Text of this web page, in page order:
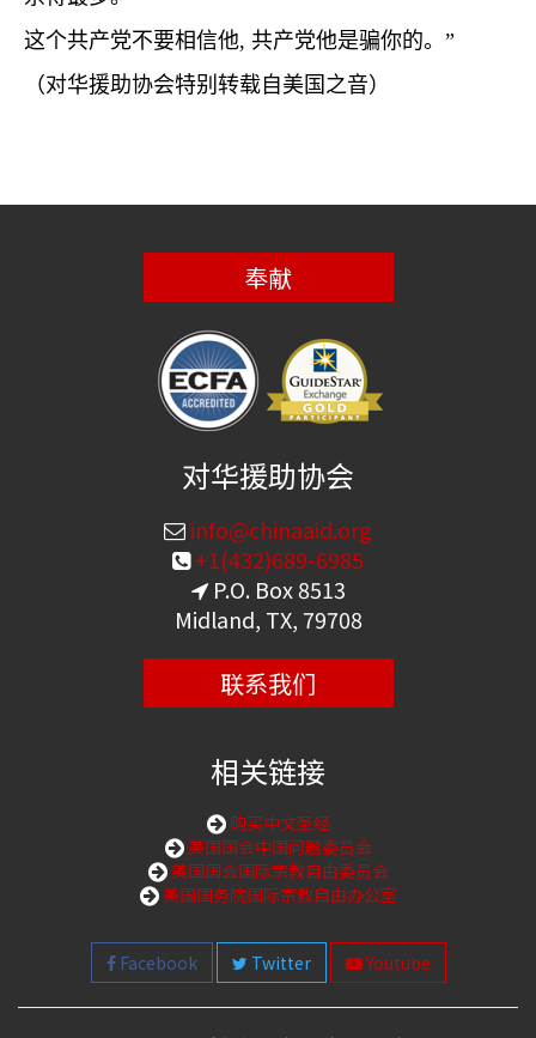
这个共产党不要相信他, 共产党他是骗你的。”
（对华援助协会特别转载自美国之音）
奉献
对华援助协会
info@chinaaid.org
+1(432)689-6985
P.O. Box 8513
Midland, TX, 79708
联系我们
相关链接
购买中文圣经
美国国会中国问题委员会
美国国会国际宗教自由委员会
美国国务院国际宗教自由办公室
Facebook Twitter Youtube